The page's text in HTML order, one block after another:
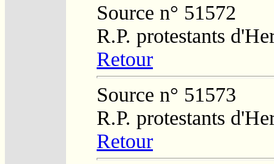
Source n° 51572
R.P. protestants
Retour
Source n° 51573
R.P. protestants
Retour